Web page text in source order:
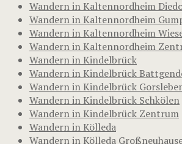
Wandern in Kaltennordheim
Wandern in Kaltennordheim
Wandern in Kaltennordheim
Wandern in Kaltennordheim
Wandern in Kindelbrück
Wandern in Kindelbrück
Wandern in Kindelbrück
Wandern in Kindelbrück Schkölen
Wandern in Kindelbrück Zentrum
Wandern in Kölleda
Wandern in Kölleda